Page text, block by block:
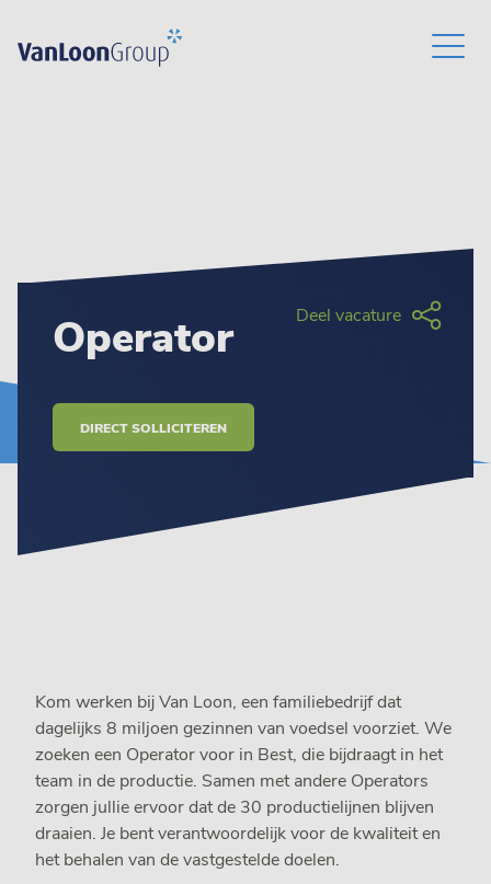
Operator
DIRECT SOLLICITEREN
Deel vacature
Kom werken bij Van Loon, een familiebedrijf dat
dagelijks 8 miljoen gezinnen van voedsel voorziet. We
zoeken een Operator voor in Best, die bijdraagt in het
team in de productie. Samen met andere Operators
zorgen jullie ervoor dat de 30 productielijnen blijven
draaien. Je bent verantwoordelijk voor de kwaliteit en
het behalen van de vastgestelde doelen.